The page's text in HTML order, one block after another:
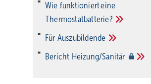
Wie funktioniert eine
Thermostatbatterie?
Für Auszubildende
Bericht Heizung/Sanitär